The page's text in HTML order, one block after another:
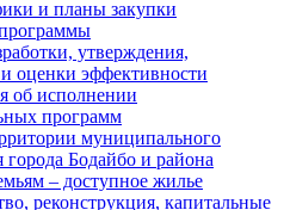
и планы закупки
утверждения,
оценки эффективности
об исполнении
программ
муниципального
города Бодайбо и района
– доступное жилье
реконструкция, капитальные